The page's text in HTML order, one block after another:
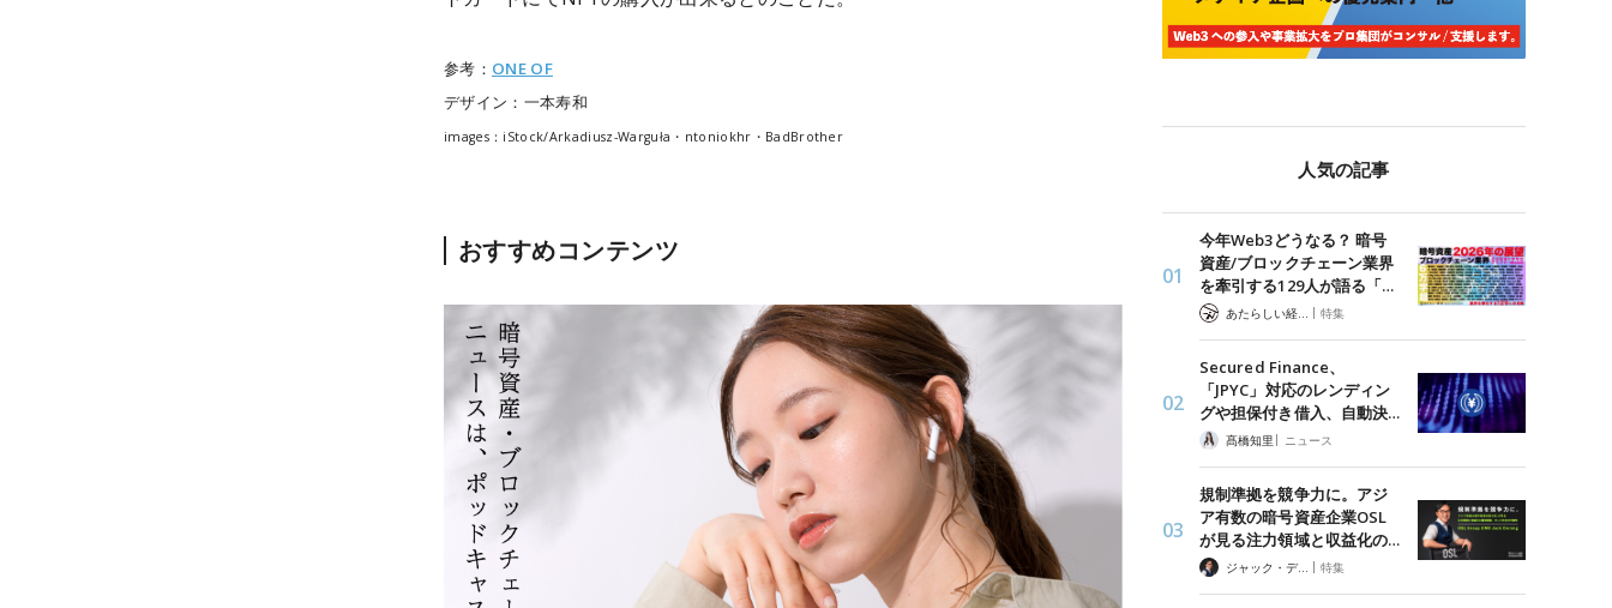
参考： ONE OF
デザイン：一本寿和
images：iStock/Arkadiusz-Warguła・ntoniokhr・BadBrother
おすすめコンテンツ
人気の記事
今年Web3どうなる？ 暗号
資産/ブロックチェーン業界
を牽引する129人が語る「…
| 特集
Secured Finance、
「JPYC」対応のレンディン
グや担保付き借入、自動決…
髙橋知里 | ニュース
規制準拠を競争力に。アジ
ア有数の暗号資産企業OSL
が見る注力領域と収益化の…
ジャック・デロン（Jack Derong） | 特集